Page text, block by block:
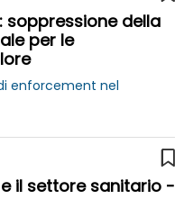
soppressione della
per le
enforcement nel
il settore sanitario -